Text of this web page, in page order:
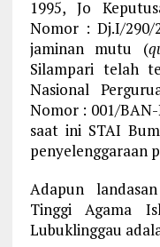
1995, Jo
Nomor : Dj.I/290/
jaminan mutu (
Silampari telah
Nasional
Nomor : 001/
saat ini STAI
penyelenggaraan
Adapun
Tinggi Agama
Lubuklinggau